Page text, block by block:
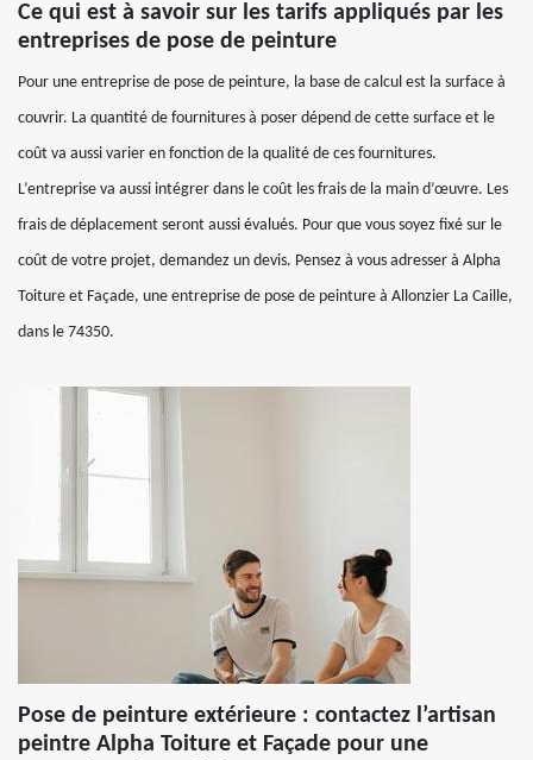
Ce qui est à savoir sur les tarifs appliqués par les
entreprises de pose de peinture
Pour une entreprise de pose de peinture, la base de calcul est la surface à
couvrir. La quantité de fournitures à poser dépend de cette surface et le
coût va aussi varier en fonction de la qualité de ces fournitures.
L’entreprise va aussi intégrer dans le coût les frais de la main d’œuvre. Les
frais de déplacement seront aussi évalués. Pour que vous soyez fixé sur le
coût de votre projet, demandez un devis. Pensez à vous adresser à Alpha
Toiture et Façade, une entreprise de pose de peinture à Allonzier La Caille,
dans le 74350.
Pose de peinture extérieure : contactez l’artisan
peintre Alpha Toiture et Façade pour une